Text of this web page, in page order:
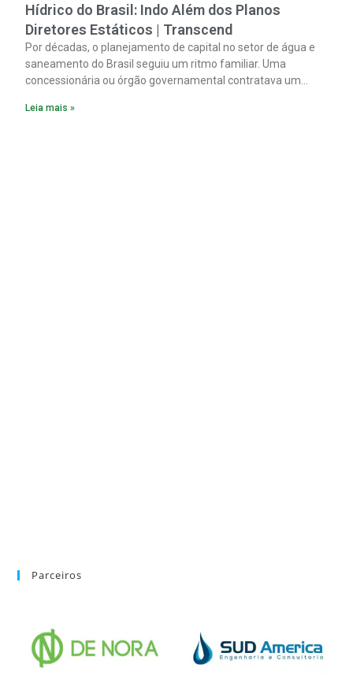
Hídrico do Brasil: Indo Além dos Planos
Diretores Estáticos | Transcend
Por décadas, o planejamento de capital no setor de água e
saneamento do Brasil seguiu um ritmo familiar. Uma
concessionária ou órgão governamental contratava um
Leia mais »
Parceiros